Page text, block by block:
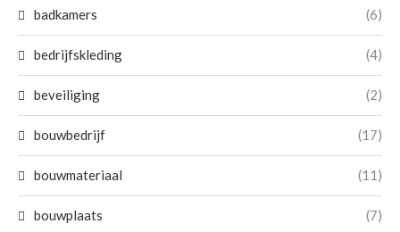
badkamers (6)
bedrijfskleding (4)
beveiliging (2)
bouwbedrijf (17)
bouwmateriaal (11)
bouwplaats (7)